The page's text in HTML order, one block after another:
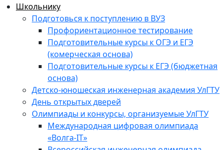
Школьнику
Подготовься к поступлению в ВУЗ
Профориентационное тестирование
Подготовительные курсы к ОГЭ и ЕГЭ
(комерческая основа)
Подготовительные курсы к ЕГЭ (бюджетная
основа)
Детско-юношеская инженерная академия УлГТУ
День открытых дверей
Олимпиады и конкурсы, организуемые УлГТУ
Международная цифровая олимпиада
«Волга-IT»